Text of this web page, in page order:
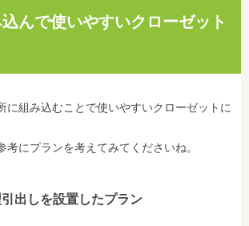
んで使いやすいクローゼット
に組み込むことで使いやすいクローゼットに
考にプランを考えてみてくださいね。
出しを設置したプラン